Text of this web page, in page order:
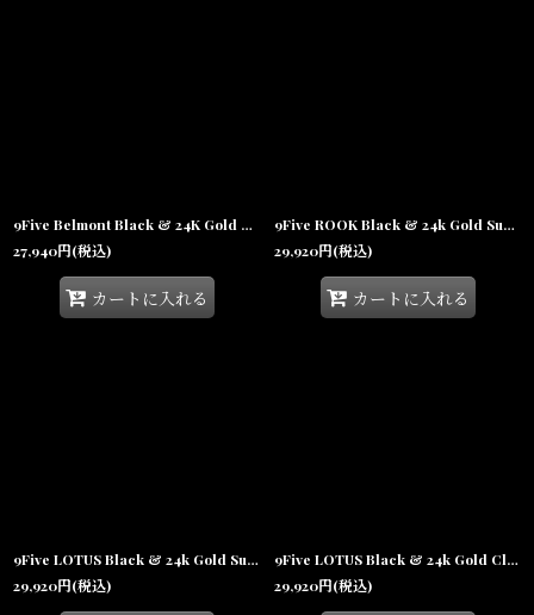
9Five Belmont Black & 24K Gold Sunglasses ベルモント ゴールド UV 偏光 サングラス メガネ
27,940円(税込)
カートに入れる
9Five ROOK Black & 24k Gold Sunglasses ゴールド UV 偏光 サングラス メガネ
29,920円(税込)
カートに入れる
9Five LOTUS Black & 24k Gold Sunglasses ダイムライト ゴールド UV 偏光 サングラス メガネ
29,920円(税込)
9Five LOTUS Black & 24k Gold Clear Lens Glasses ゴールド UV 偏光 クリアレンズ メガネ
29,920円(税込)